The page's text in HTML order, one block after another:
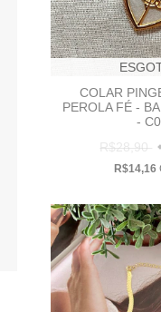
COLAR
PEROLA FÉ -
-
R$28,90
R$14,16